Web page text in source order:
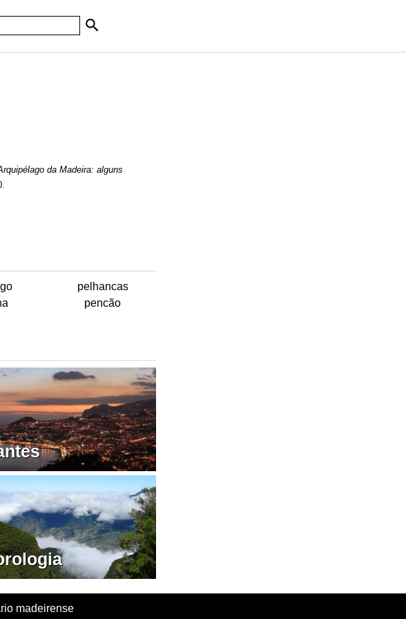
da Madeira: alguns
pelhancas
pencão
madeirense